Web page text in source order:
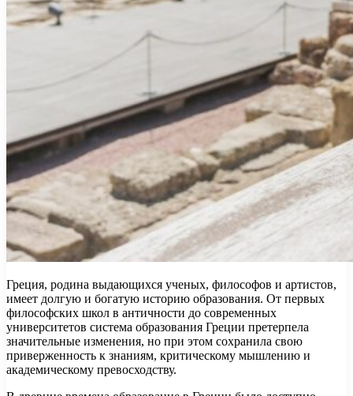
Греция, родина выдающихся ученых, философов и артистов,
имеет долгую и богатую историю образования. От первых
философских школ в античности до современных
университетов система образования Греции претерпела
значительные изменения, но при этом сохранила свою
приверженность к знаниям, критическому мышлению и
академическому превосходству.